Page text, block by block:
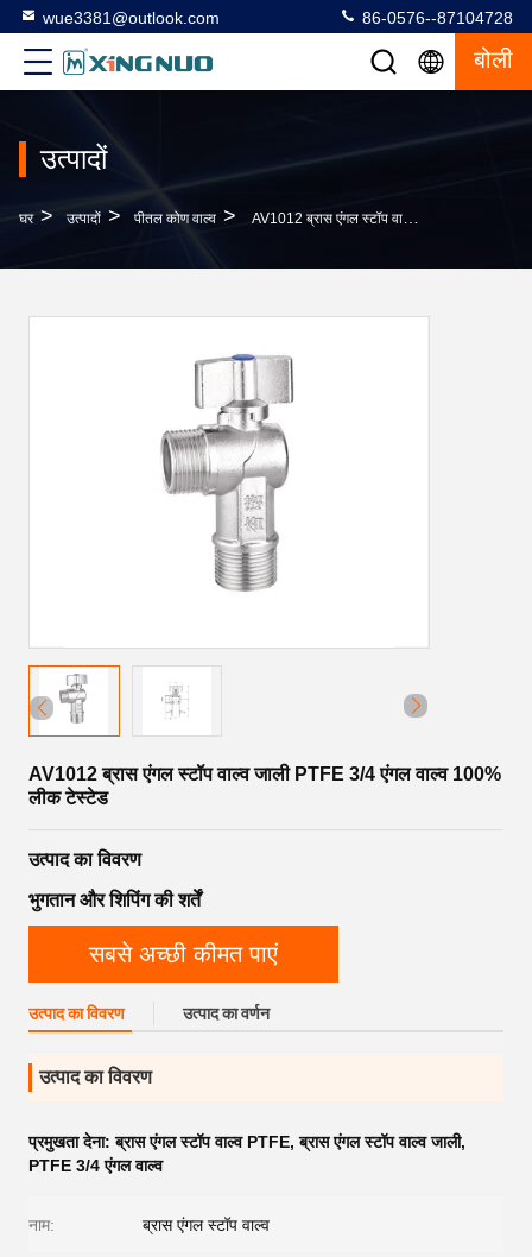
wue3381@outlook.com 86-0576--87104728
बोली
उत्पादों
घर > उत्पादों > पीतल कोण वाल्व > AV1012 ब्रास एंगल स्टॉप वाल्व जाली PTFE 3/4 एंगल वाल्व 100% लीक टेस्टेड
AV1012 ब्रास एंगल स्टॉप वाल्व जाली PTFE 3/4 एंगल वाल्व 100%
लीक टेस्टेड
उत्पाद का विवरण
भुगतान और शिपिंग की शर्तें
सबसे अच्छी कीमत पाएं
उत्पाद का विवरण उत्पाद का वर्णन
उत्पाद का विवरण
प्रमुखता देना:ब्रास एंगल स्टॉप वाल्व PTFE,ब्रास एंगल स्टॉप वाल्व जाली,
PTFE 3/4 एंगल वाल्व
नाम: ब्रास एंगल स्टॉप वाल्व